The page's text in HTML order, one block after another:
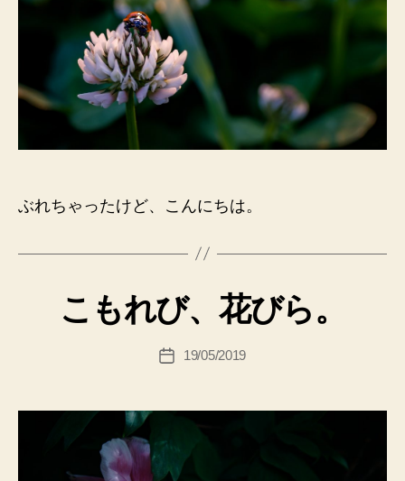
ぶれちゃったけど、こんにちは。
こもれび、花びら。
投
19/05/2019